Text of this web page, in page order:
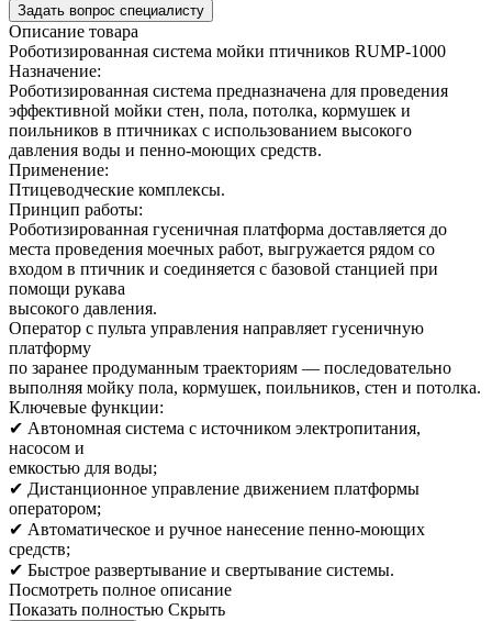
Задать вопрос специалисту
Описание товара
Роботизированная система мойки птичников RUMP-1000
Назначение:
Роботизированная система предназначена для проведения
эффективной мойки стен, пола, потолка, кормушек и
поильников в птичниках с использованием высокого
давления воды и пенно-моющих средств.
Применение:
Птицеводческие комплексы.
Принцип работы:
Роботизированная гусеничная платформа доставляется до
места проведения моечных работ, выгружается рядом со
входом в птичник и соединяется с базовой станцией при
помощи рукава
высокого давления.
Оператор с пульта управления направляет гусеничную
платформу
по заранее продуманным траекториям — последовательно
выполняя мойку пола, кормушек, поильников, стен и потолка.
Ключевые функции:
✔ Автономная система с источником электропитания,
насосом и
емкостью для воды;
✔ Дистанционное управление движением платформы
оператором;
✔ Автоматическое и ручное нанесение пенно-моющих
средств;
✔ Быстрое развертывание и свертывание системы.
Посмотреть полное описание
Показать полностью Скрыть